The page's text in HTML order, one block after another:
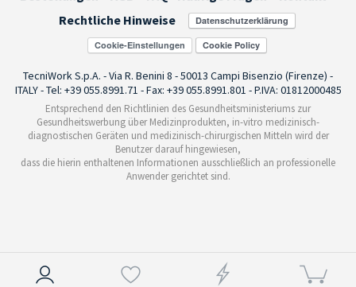
Rechtliche Hinweise
Cookie-Einstellungen
TecniWork S.p.A. - Via R. Benini 8 - 50013 Campi Bisenzio (Firenze) -
ITALY - Tel: +39 055.8991.71 - Fax: +39 055.8991.801 - P.IVA: 01812000485
Entsprechend den Richtlinien des Gesundheitsministeriums zur
Gesundheitswerbung über Medizinprodukten, in-vitro medizinisch-
diagnostischen Geräten und medizinisch-chirurgischen Mitteln wird der
Benutzer darauf hingewiesen,
dass die hierin enthaltenen Informationen ausschließlich an professionelle
Anwender gerichtet sind.